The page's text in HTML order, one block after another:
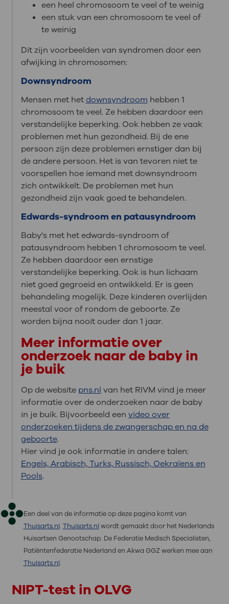
een heel chromosoom te veel of te weinig
een stuk van een chromosoom te veel of
te weinig
Dit zijn voorbeelden van syndromen door een
afwijking in chromosomen:
Downsyndroom
Mensen met hetdownsyndroom hebben 1
chromosoom te veel. Ze hebben daardoor een
verstandelijke beperking. Ook hebben ze vaak
problemen met hun gezondheid. Bij de ene
persoon zijn deze problemen ernstiger dan bij
de andere persoon. Het is van tevoren niet te
voorspellen hoe iemand met downsyndroom
zich ontwikkelt. De problemen met hun
gezondheid zijn vaak goed te behandelen.
Edwards-syndroom en patausyndroom
Baby's met het edwards-syndroom of
patausyndroom hebben 1 chromosoom te veel.
Ze hebben daardoor een ernstige
verstandelijke beperking. Ook is hun lichaam
niet goed gegroeid en ontwikkeld. Er is geen
behandeling mogelijk. Deze kinderen overlijden
meestal voor of rondom de geboorte. Ze
worden bijna nooit ouder dan 1 jaar.
Meer informatie over
onderzoek naar de baby in
je buik
Op de website pns.nl van het RIVM vind je meer
informatie over de onderzoeken naar de baby
in je buik. Bijvoorbeeld een video over
onderzoeken tijdens de zwangerschap en na de
geboorte.
Hier vind je ook informatie in andere talen:
Engels, Arabisch, Turks, Russisch, Oekraïens en
Pools.
Een deel van de informatie op deze pagina komt van
Thuisarts.nl. Thuisarts.nl wordt gemaakt door het Nederlands
Huisartsen Genootschap. De Federatie Medisch Specialisten,
Patiëntenfederatie Nederland en Akwa GGZ werken mee aan
Thuisarts.nl.
NIPT-test in OLVG